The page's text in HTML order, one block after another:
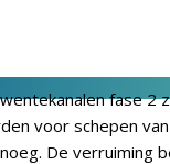
fase 2
voor schepen
De verruiming